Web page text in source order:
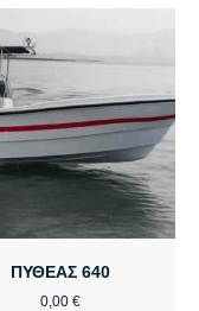
ΠΥΘΕΑΣ 640
0,00 €